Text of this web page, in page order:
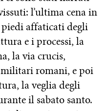
l’ultima cena in
affaticati degli
e i processi, la
la via crucis,
militari romani, e poi
la veglia degli
il sabato santo.